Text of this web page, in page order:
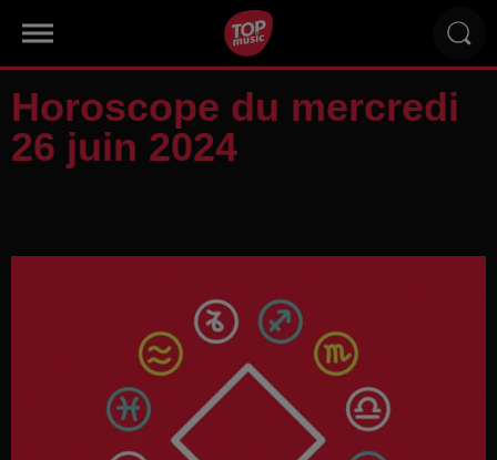
Horoscope du mercredi
26 juin 2024